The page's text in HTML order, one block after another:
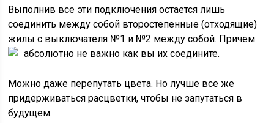
Выполнив все эти подключения остается лишь
соединить между собой второстепенные (отходящие)
жилы с выключателя №1 и №2 между собой. Причем
абсолютно не важно как вы их соедините.
Можно даже перепутать цвета. Но лучше все же
придерживаться расцветки, чтобы не запутаться в
будущем.